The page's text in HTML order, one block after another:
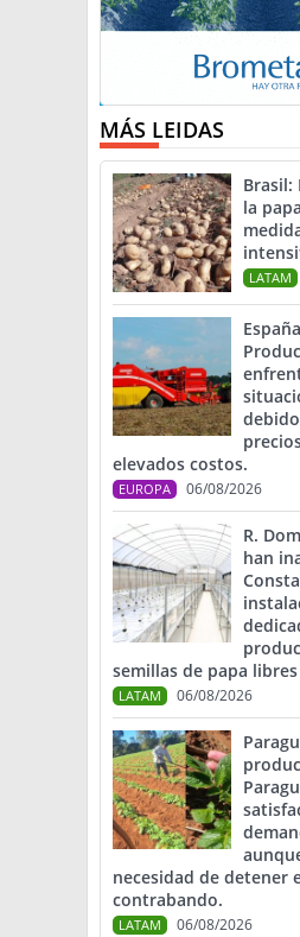
MÁS LEIDAS
Brasil:
la
LATAM
elevados costos.
EUROPA 06/08/2026
R.
han
semillas de papa
LATAM 06/08/2026
necesidad de detener
contrabando.
LATAM 06/08/2026